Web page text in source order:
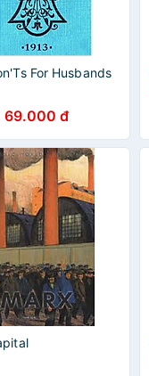
For Husbands
69.000 đ